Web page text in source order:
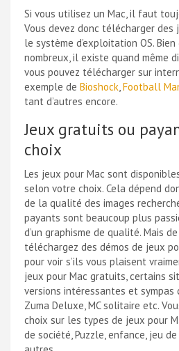
Si vous utilisez un Mac, il faut
Vous devez donc télécharger
le système d’exploitation OS.
nombreux, il existe quand même
vous pouvez télécharger sur
exemple de Bioshock Football
tant d’autres encore.
Jeux gratuits ou
choix
Les jeux pour Mac sont
selon votre choix. Cela dépend
de la qualité des images
payants sont beaucoup plus
d’un graphisme de qualité. Mais
téléchargez des démos de jeux
pour voir s’ils vous plaisent
jeux pour Mac gratuits, certains
versions intéressantes et sympas
Zuma Deluxe, MC solitaire etc.
choix sur les types de jeux pour
de société, Puzzle, enfance, jeu